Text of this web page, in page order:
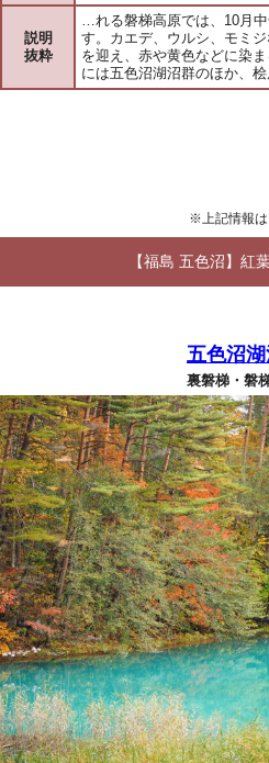
説明
抜粋
…れる磐梯高原では、10月
す。カエデ、ウルシ、モミ
を迎え、赤や黄色などに染
には五色沼湖沼群のほか、
※上記情報は
【福島 五色沼】紅
五色沼
裏磐梯・磐